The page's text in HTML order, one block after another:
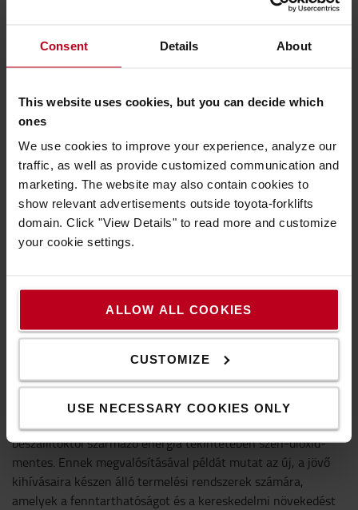
Consent Details About
This website uses cookies, but you can decide which
ones
We use cookies to improve your experience, analyze our
traffic, as well as provide customized communication and
marketing. The website may also contain cookies to
show relevant advertisements outside toyota-forklifts
domain. Click "View Details" to read more and customize
your cookie settings.
ALLOW ALL COOKIES
CUSTOMIZE
USE NECESSARY COOKIES ONLY
Fenntartható elvek a gyakorlatban
vállalati kultúrájának és prioritásainak középpontjában áll. A
megújuló villamos energiára való áttérés egyike annak a több
mint 200 projektnek, amelybe a vállalat jelenleg az
energiahatékonyság és a kibocsátás csökkentése érdekében
beruház. A projektek lehetővé tették, hogy a teljes európai
szervezet 2012 óta 29%-kal csökkentse CO2-kibocsátását. Az
energiaprogram lehetővé tette az energiaköltségek 10%-os
csökkentését, hozzájárulva mind a környezeti, mind pedig a
A további jelentős tényezők közé tartozik az a vállalati
program, amelynek célja, hogy 2025-re minden egység ISO
50001 tanúsítást szerezzen, valamint az ágazat első
egy évtizeddel a tervezett határidő előtt készült el. A
svédországi Mjölbyben található létesítményt megújuló
villamos energia, távfűtés és folyékony biogáz működteti, így
az üzem mind a helyszíni tevékenységek, mind a
beszállítóktól származó energia tekintetében szén-dioxid-
mentes. Ennek megvalósításával példát mutat az új, a jövő
kihívásaira készen álló termelési rendszerek számára,
amelyek a fenntarthatóságot és a kereskedelmi növekedést